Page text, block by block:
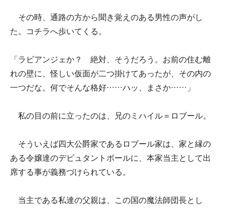
その時、通路の方から聞き覚えのある男性の声がし
た。コチラへ歩いてくる。
「ラビアンジェか？ 絶対、そうだろう。お前の住む離
れの壁に、怪しい仮面が二つ掛けてあったが、その内の
一つだな。何でそんな格好……ハッ、まさか……」
私の目の前に立ったのは、兄のミハイル＝ロブール。
そういえば四大公爵家であるロブール家は、家と縁の
ある令嬢達のデビュタントボールに、本家当主として出
席する事が義務づけられている。
当主である私達の父親は、この国の魔法師団長とし